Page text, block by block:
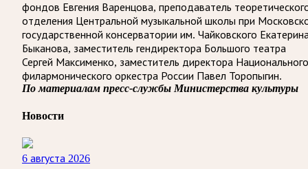
фондов Евгения Варенцова, преподаватель
отделения Центральной музыкальной школы при
государственной консерватории им. Чайковского
Быканова, заместитель гендиректора Большого театра
Сергей Максименко, заместитель директора Национального
филармонического оркестра России Павел Торопыгин.
По материалам пресс-службы Министерства культуры
Новости
6 августа 2026